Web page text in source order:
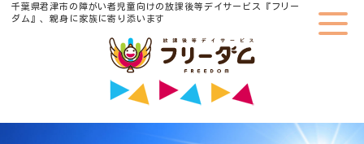
千葉県君津市の障がい者児童向けの放課後等デイサービス『フリー
ダム』、親身に家族に寄り添います